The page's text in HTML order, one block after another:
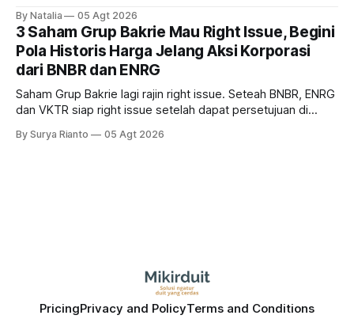
diprediksi semakin terlihat mendekati 2027. Kira-kira gimana
prospeknya? apakah masih menarik dilirik sektor ini?
By Natalia 05 Agt 2026
3 Saham Grup Bakrie Mau Right Issue, Begini
Pola Historis Harga Jelang Aksi Korporasi
dari BNBR dan ENRG
Saham Grup Bakrie lagi rajin right issue. Seteah BNBR, ENRG
dan VKTR siap right issue setelah dapat persetujuan di
pola saham Grup Bakrie jelang right issue
By Surya Rianto 05 Agt 2026
PricingPrivacy and PolicyTerms and Conditions